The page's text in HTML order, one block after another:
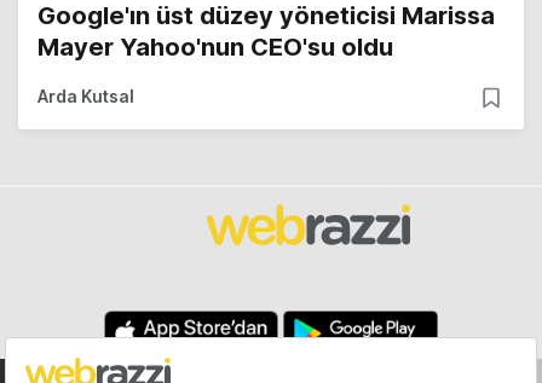
Google'ın üst düzey yöneticisi Marissa
Mayer Yahoo'nun CEO'su oldu
Arda Kutsal